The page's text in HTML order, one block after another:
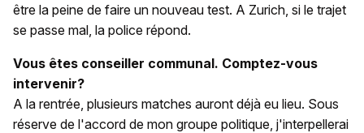
être la peine de faire un nouveau test. A Zurich, si le trajet
se passe mal, la police répond.
Vous êtes conseiller communal. Comptez-vous
intervenir?
A la rentrée, plusieurs matches auront déjà eu lieu. Sous
réserve de l'accord de mon groupe politique, j'interpellerai